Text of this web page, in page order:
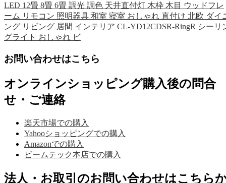
LED 12畳 8畳 6畳 調光 調色 天井直付灯 木枠 木目 ウッドフレ
ーム リモコン 照明器具 和室 寝室 おしゃれ 直付け 北欧 ダイ
ング リビング 居間 インテリア CL-YD12CDSR-RingR シーリ
グライト おしゃれ ビ
お問い合わせはこちら
オンラインショッピング購入後の問合
せ・ご連絡
楽天市場での購入
Yahooショッピングでの購入
Amazonでの購入
ビームテック本店での購入
法人・お取引のお問い合わせはこちら